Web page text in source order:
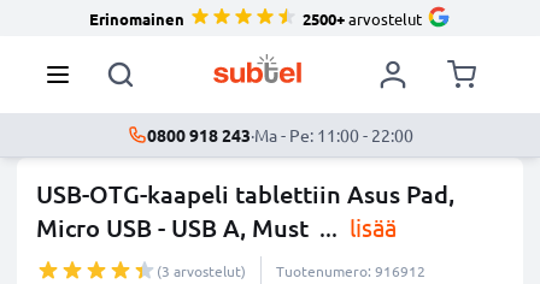
Erinomainen 2500+arvostelut
0800 918 243·Ma - Pe: 11:00 - 22:00
USB-OTG-kaapeli tablettiin Asus Pad,
Micro USB - USB A, Must ... lisää
(3 arvostelut) Tuotenumero: 916912